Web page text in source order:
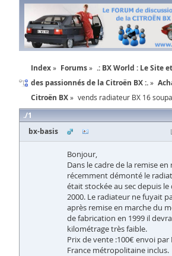
Index Forums
.: BX World : Le Site
des passionnés de la Citroën BX :.
Citroën BX
vends radiateur BX 16
1
bx-basis
Bonjour,
Dans le cadre de la remise en
récemment démonté le
était stockée au sec depuis
2000. Le radiateur ne fuyait
après remise en marche du
de fabrication en 1999 il
kilométrage très faible.
Prix de vente :100€ envoi par
France métropolitaine inclus.